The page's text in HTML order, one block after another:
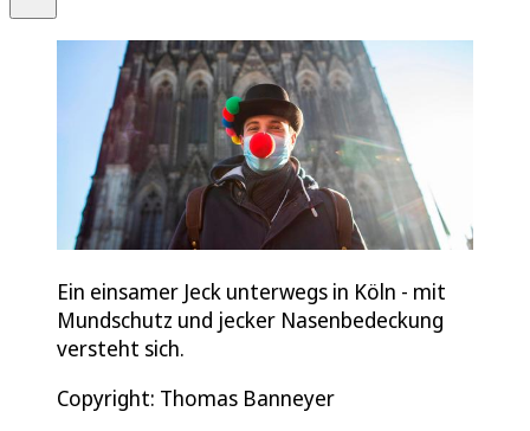
Ein einsamer Jeck unterwegs in Köln - mit
Mundschutz und jecker Nasenbedeckung
versteht sich.
Copyright: Thomas Banneyer